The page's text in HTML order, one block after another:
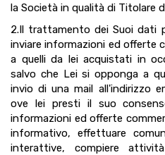
la Società in qualità di Titolare
2.Il trattamento dei Suoi dati
inviare informazioni ed offerte
a quelli da lei acquistati in
salvo che Lei si opponga a
invio di una mail all'indirizzo
ove lei presti il suo
informazioni ed offerte
informativo, effettuare
interattive, compiere